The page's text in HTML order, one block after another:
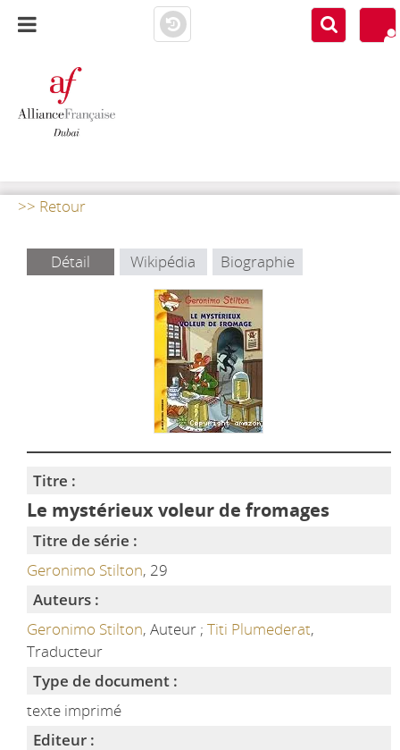
>> Retour
Détail Wikipédia Biographie
Titre :
Le mystérieux voleur de fromages
Titre de série :
Geronimo Stilton, 29
Auteurs :
Geronimo Stilton, Auteur ; Titi Plumederat,
Traducteur
Type de document :
texte imprimé
Editeur :